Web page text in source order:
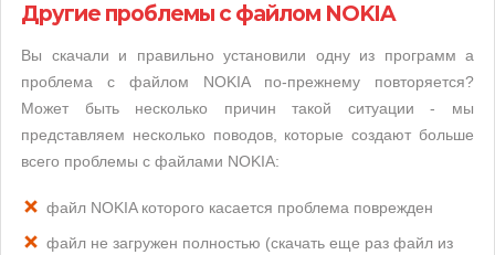
Другие проблемы с файлом NOKIA
Вы скачали и правильно установили одну из программ а
проблема с файлом NOKIA по-прежнему повторяется?
Может быть несколько причин такой ситуации - мы
представляем несколько поводов, которые создают больше
всего проблемы с файлами NOKIA:
файл NOKIA которого касается проблема поврежден
файл не загружен полностью (скачать еще раз файл из